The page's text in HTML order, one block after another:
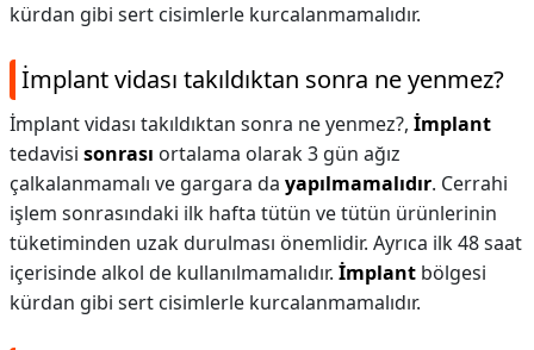
kürdan gibi sert cisimlerle kurcalanmamalıdır.
İmplant vidası takıldıktan sonra ne yenmez?
İmplant vidası takıldıktan sonra ne yenmez?, İmplant
tedavisi sonrası ortalama olarak 3 gün ağız
çalkalanmamalı ve gargara da yapılmamalıdır. Cerrahi
işlem sonrasındaki ilk hafta tütün ve tütün ürünlerinin
tüketiminden uzak durulması önemlidir. Ayrıca ilk 48 saat
içerisinde alkol de kullanılmamalıdır. İmplant bölgesi
kürdan gibi sert cisimlerle kurcalanmamalıdır.